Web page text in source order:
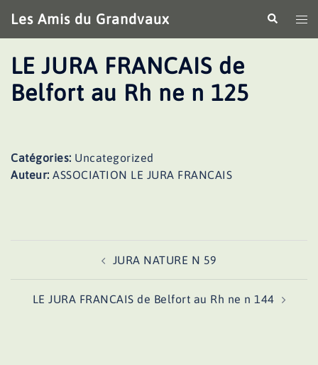
au
contenu
Les Amis du Grandvaux
le
LE JURA FRANCAIS de
Belfort au Rh ne n 125
Catégories: Uncategorized
Auteur: ASSOCIATION LE JURA FRANCAIS
JURA NATURE N 59
LE JURA FRANCAIS de Belfort au Rh ne n 144